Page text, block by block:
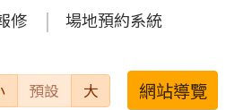
修 場地預約系統
預設 大 網站導覽